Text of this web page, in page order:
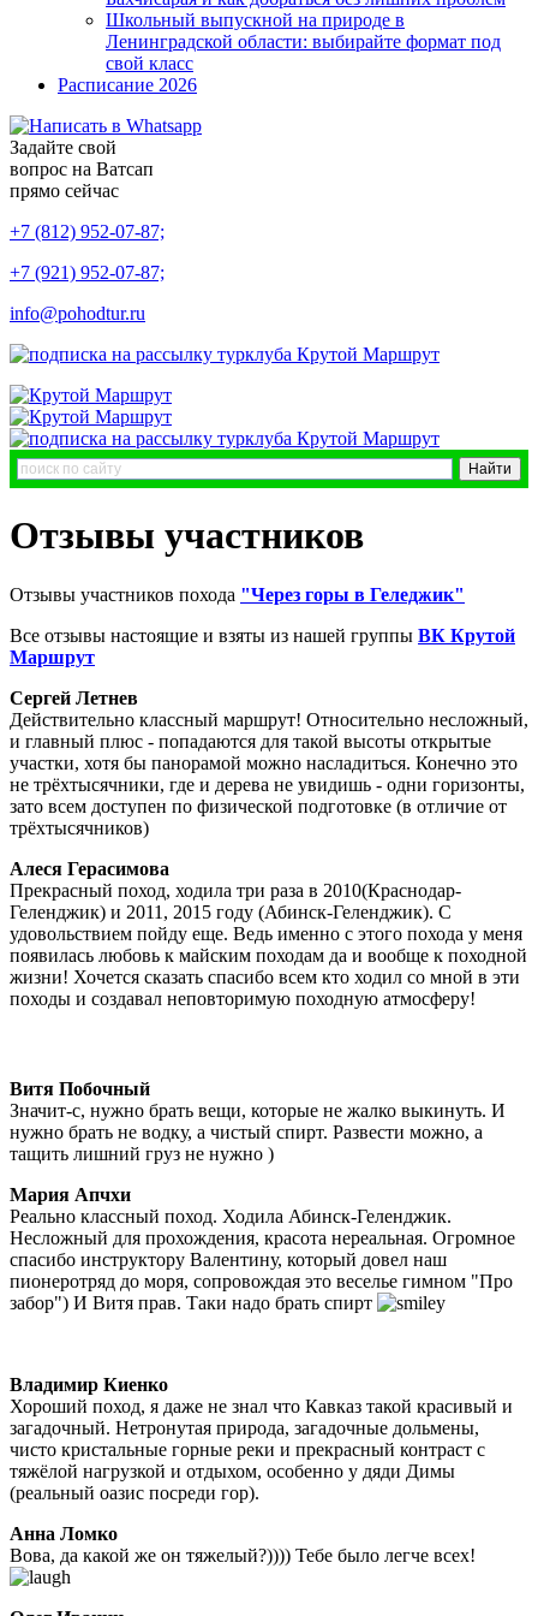
Школьный выпускной на природе в
Ленинградской области: выбирайте формат под
свой класс
Расписание 2026
Задайте свой
вопрос на Ватсап
прямо сейчас
+7 (812) 952-07-87;
+7 (921) 952-07-87;
info@pohodtur.ru
Отзывы участников
Отзывы участников похода "Через горы в Геледжик"
Все отзывы настоящие и взяты из нашей группы ВК Крутой
Маршрут
Сергей Летнев
Действительно классный маршрут! Относительно несложный,
и главный плюс - попадаются для такой высоты открытые
участки, хотя бы панорамой можно насладиться. Конечно это
не трёхтысячники, где и дерева не увидишь - одни горизонты,
зато всем доступен по физической подготовке (в отличие от
трёхтысячников)
Алеся Герасимова
Прекрасный поход, ходила три раза в 2010(Краснодар-
Геленджик) и 2011, 2015 году (Абинск-Геленджик). С
удовольствием пойду еще. Ведь именно с этого похода у меня
появилась любовь к майским походам да и вообще к походной
жизни! Хочется сказать спасибо всем кто ходил со мной в эти
походы и создавал неповторимую походную атмосферу!
Витя Побочный
Значит-с, нужно брать вещи, которые не жалко выкинуть. И
нужно брать не водку, а чистый спирт. Развести можно, а
тащить лишний груз не нужно )
Мария Апчхи
Реально классный поход. Ходила Абинск-Геленджик.
Несложный для прохождения, красота нереальная. Огромное
спасибо инструктору Валентину, который довел наш
пионеротряд до моря, сопровождая это веселье гимном "Про
забор") И Витя прав. Таки надо брать спирт
Владимир Киенко
Хороший поход, я даже не знал что Кавказ такой красивый и
загадочный. Нетронутая природа, загадочные дольмены,
чисто кристальные горные реки и прекрасный контраст с
тяжёлой нагрузкой и отдыхом, особенно у дяди Димы
(реальный оазис посреди гор).
Анна Ломко
Вова, да какой же он тяжелый?)))) Тебе было легче всех!